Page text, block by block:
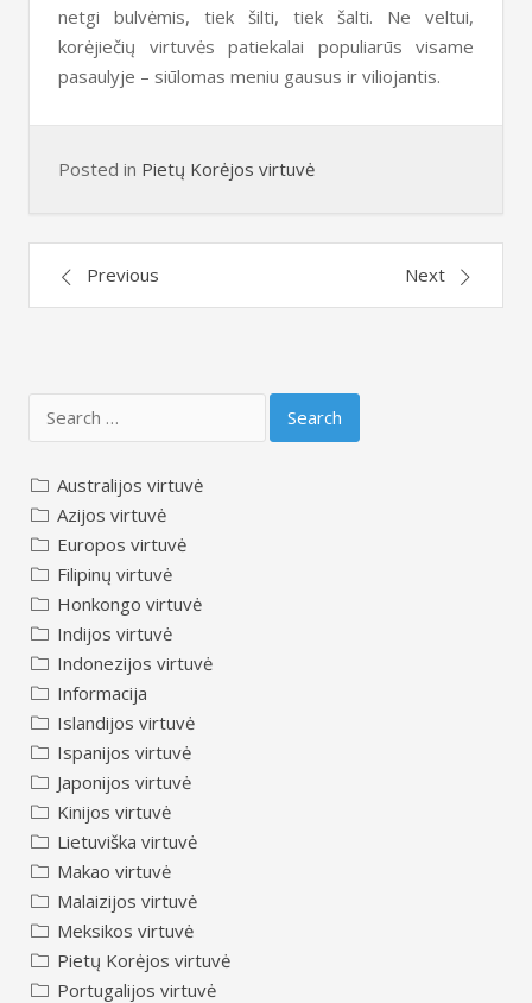
netgi bulvėmis, tiek šilti, tiek šalti. Ne veltui,
korėjiečių virtuvės patiekalai populiarūs visame
pasaulyje – siūlomas meniu gausus ir viliojantis.
Posted in Pietų Korėjos virtuvė
PostPrevious Next
for:
Australijos virtuvė
Azijos virtuvė
Europos virtuvė
Filipinų virtuvė
Honkongo virtuvė
Indijos virtuvė
Indonezijos virtuvė
Informacija
Islandijos virtuvė
Ispanijos virtuvė
Japonijos virtuvė
Kinijos virtuvė
Lietuviška virtuvė
Makao virtuvė
Malaizijos virtuvė
Meksikos virtuvė
Pietų Korėjos virtuvė
Portugalijos virtuvė